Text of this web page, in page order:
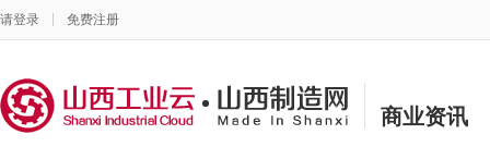
请登录 免费注册
商业资讯